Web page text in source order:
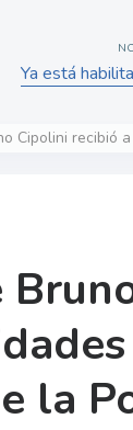
Ya está
Cipolini recibió
la